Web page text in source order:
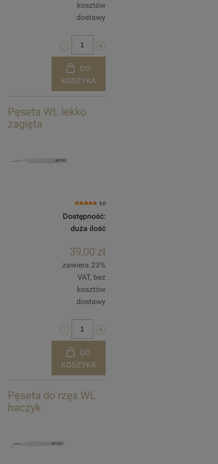
kosztów
dostawy
DO
KOSZYKA
Pęseta WL lekko
zagięta
5.0
Dostępność:
duża ilość
39,00 zł
zawiera 23%
VAT, bez
kosztów
dostawy
DO
KOSZYKA
Pęseta do rzęs WL
haczyk